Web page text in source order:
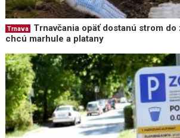
Trnava
Trnavčania opäť dostanú strom do
chcú marhule a platany